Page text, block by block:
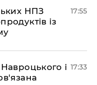
НПЗ
із
17:55
і 17:33